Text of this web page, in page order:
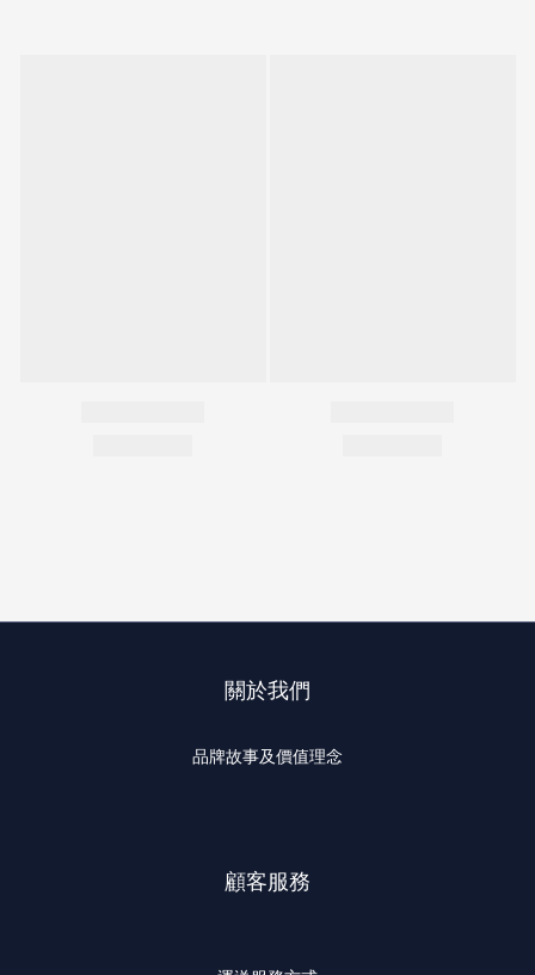
關於我們
品牌故事及價值理念
顧客服務